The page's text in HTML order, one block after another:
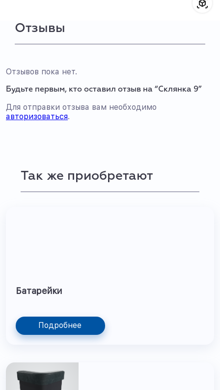
Отзывы
Отзывов пока нет.
Будьте первым, кто оставил отзыв на “Склянка 9”
Для отправки отзыва вам необходимо
авторизоваться.
Так же приобретают
Батарейки
Подробнее